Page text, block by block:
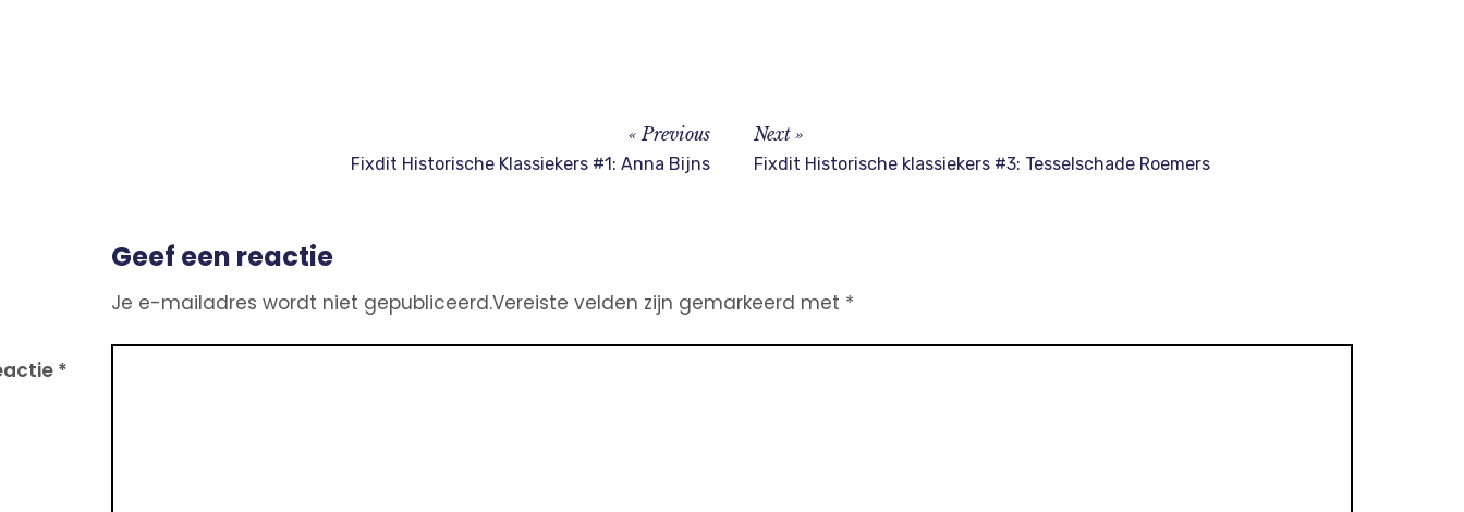
Previous
Fixdit Historische Klassiekers #1: Anna Bijns
Next
Fixdit Historische klassiekers #3: Tesselschade Roemers
Geef een reactie
Je e-mailadres wordt niet gepubliceerd.Vereiste velden zijn gemarkeerd met *
*